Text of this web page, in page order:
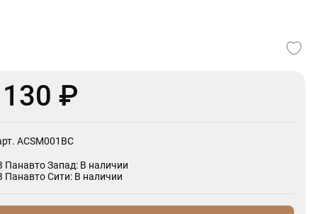
₽
ACSM001BC
Панавто Запад: В наличии
Панавто Сити: В наличии